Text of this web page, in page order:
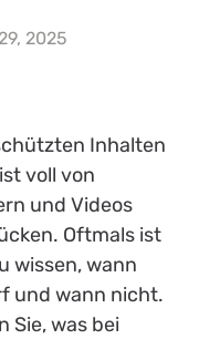
2025
Inhalten
voll von
und Videos
Oftmals ist
wissen, wann
und wann nicht.
Sie, was bei